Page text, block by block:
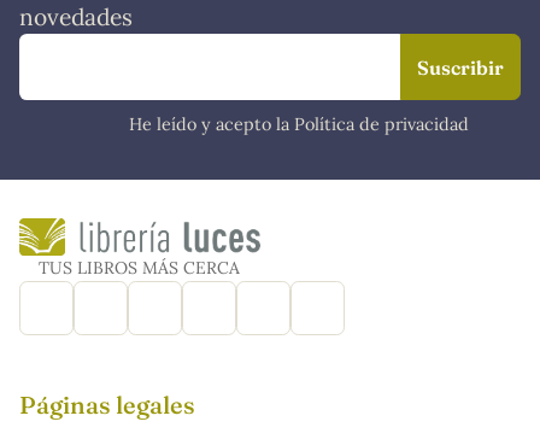
novedades
He leído y acepto la Política de privacidad
TUS LIBROS MÁS CERCA
Páginas legales